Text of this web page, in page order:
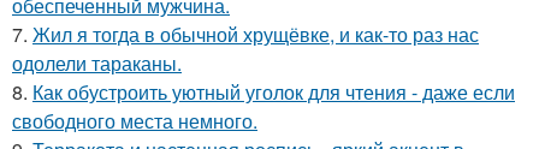
7. Жил я тогда в обычной хрущёвке, и как-то раз нас
одолели тараканы.
8. Как обустроить уютный уголок для чтения - даже если
свободного места немного.